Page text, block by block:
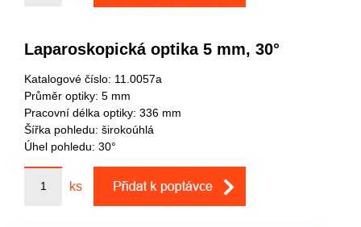
Laparoskopická optika 5 mm, 30°
Katalogové číslo: 11.0057a
Průměr optiky: 5 mm
Pracovní délka optiky: 336 mm
Šířka pohledu: širokoúhlá
Úhel pohledu: 30°
ks